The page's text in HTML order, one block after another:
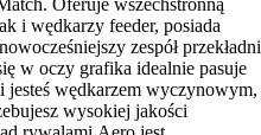
Oferuje wszechstronną
i wędkarzy feeder, posiada
zespół przekładni
w oczy grafika idealnie pasuje
jesteś wędkarzem wyczynowym,
wysokiej jakości